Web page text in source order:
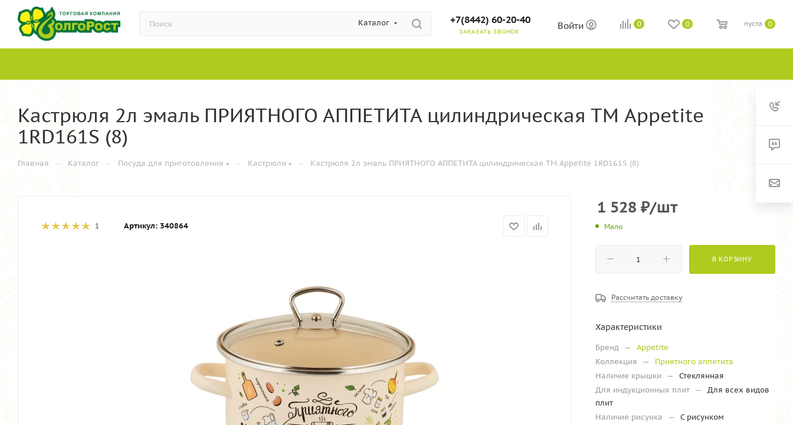
Каталог +7(8442) 60-20-40
ЗАКАЗАТЬ ЗВОНОК
Войти 0 0 0
пуста
Кастрюля 2л эмаль ПРИЯТНОГО АППЕТИТА цилиндрическая ТМ Appetite
1RD161S (8)
Главная — Каталог — Посуда для приготовления — Кастрюли — Кастрюля 2л эмаль ПРИЯТНОГО АППЕТИТА цилиндрическая ТМ Appetite 1RD161S (8)
1 Артикул: 340864
1 528 ₽/шт
Мало
В КОРЗИНУ
Рассчитать доставку
Характеристики
Бренд —
Appetite
Коллекция
—
Приятного аппетита
Наличие крышки
—
Стеклянная
Для индукционных плит —
Для всех видов
плит
Наличие рисунка
—
С рисунком